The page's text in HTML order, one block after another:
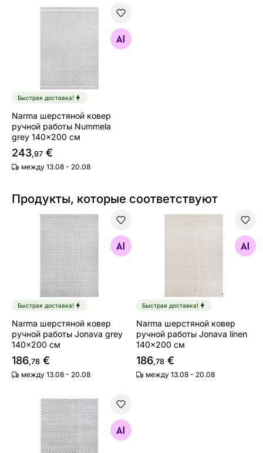
Narma шерстяной ковер ручной работы Nummela
Быстрая доставка!
Narma шерстяной ковер
ручной работы Nummela
grey 140x200 см
243,97 €
между 13.08 - 20.08
Продукты, которые соответствуют
Narma шерстяной ковер ручной работы Jonava grey
Найдите похожие
Быстрая доставка!
Narma шерстяной ковер
ручной работы Jonava grey
140x200 см
186,78 €
между 13.08 - 20.08
Narma шерстяной ковер
Найдите похожие
Быстрая доставка!
Narma шерстяной ковер
ручной работы Jonava linen
140x200 см
186,78 €
между 13.08 - 20.08
Narma шерстяной ковер ручной работы Kuusamo
Найдите похожие